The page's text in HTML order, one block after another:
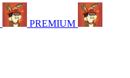
PREMIUM